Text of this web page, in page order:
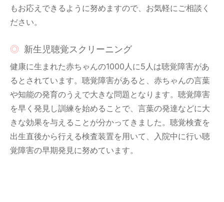
もお応えできるように努めますので、お気軽にご相談く
ださい。
新生児聴覚スクリーニング
健康に生まれた赤ちゃんの1000人に5人は聴覚障害があ
るとされています。聴覚障害があると、赤ちゃんの言葉
や知能の発育のうえで大きな問題となります。聴覚障害
を早く発見し訓練を始めることで、言葉の発達などに大
きな効果を与えることが分かってきました。聴覚検査を
出生直後から行える検査装置を用いて、入院中に行い聴
覚障害の早期発見に努めています。